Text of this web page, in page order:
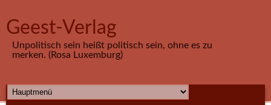
Geest-Verlag
Unpolitisch sein heißt politisch sein, ohne es zu
merken. (Rosa Luxemburg)
HAUPTMENÜ